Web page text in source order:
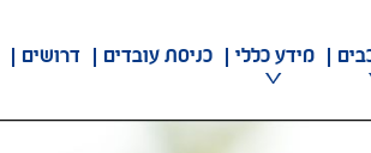
מידע כללי כניסת עובדים דרושים